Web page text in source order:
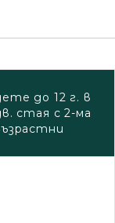
до 12 г. в
стая с 2-ма